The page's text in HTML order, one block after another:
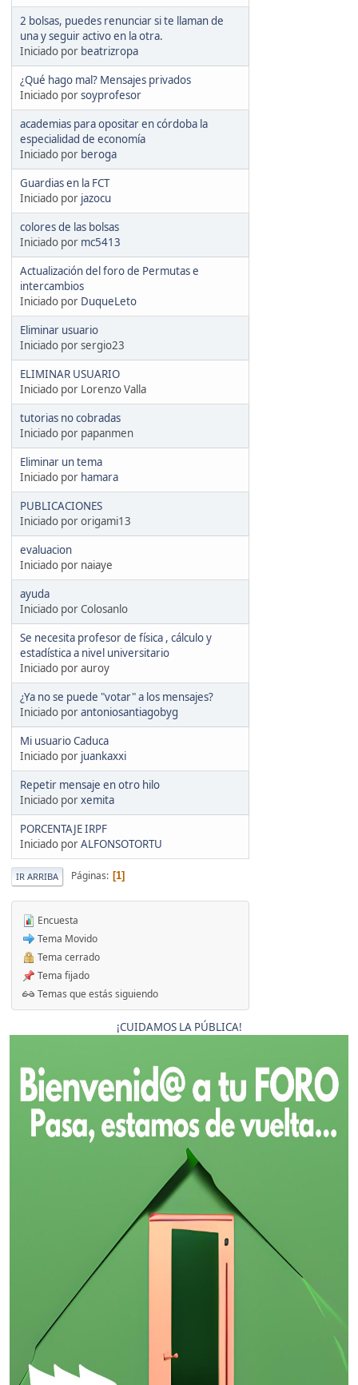
2 bolsas, puedes renunciar si te llaman de
una y seguir activo en la otra.
Iniciado por beatrizropa
¿Qué hago mal? Mensajes privados
Iniciado porsoyprofesor
academias para opositar en córdoba la
especialidad de economía
Iniciado por beroga
Guardias en la FCT
Iniciado por jazocu
colores de las bolsas
Iniciado por mc5413
Actualización del foro de Permutas e
intercambios
Iniciado por DuqueLeto
Eliminar usuario
Iniciado por sergio23
ELIMINAR USUARIO
Iniciado por Lorenzo Valla
tutorias no cobradas
Iniciado por papanmen
Eliminar un tema
Iniciado por hamara
PUBLICACIONES
Iniciado por origami13
evaluacion
Iniciado por naiaye
ayuda
Iniciado por Colosanlo
Se necesita profesor de física , cálculo y
estadística a nivel universitario
Iniciado por auroy
¿Ya no se puede "votar" a los mensajes?
Iniciado porantoniosantiagobyg
Mi usuario Caduca
Iniciado por juankaxxi
Repetir mensaje en otro hilo
Iniciado porxemita
PORCENTAJE IRPF
Iniciado porALFONSOTORTU
IR ARRIBA Páginas 1
Encuesta
Tema Movido
Tema cerrado
Tema fijado
Temas que estás siguiendo
¡CUIDAMOS LA PÚBLICA!